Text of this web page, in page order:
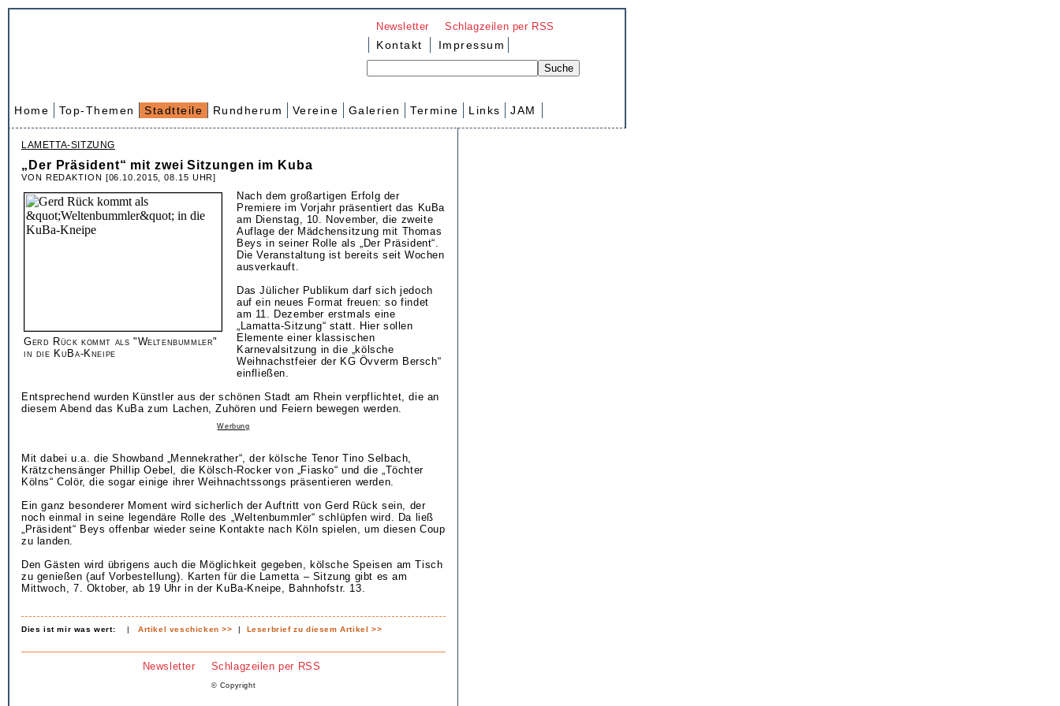
Newsletter Schlagzeilen per RSS
Kontakt Impressum
Home Top-Themen Stadtteile Rundherum Vereine Galerien Termine Links JAM
LAMETTA-SITZUNG
„Der Präsident“ mit zwei Sitzungen im Kuba
VON REDAKTION [06.10.2015, 08.15 UHR]
Gerd Rück kommt als "Weltenbummler"
in die KuBa-Kneipe
Nach dem großartigen Erfolg der
Premiere im Vorjahr präsentiert das KuBa
am Dienstag, 10. November, die zweite
Auflage der Mädchensitzung mit Thomas
Beys in seiner Rolle als „Der Präsident“.
Die Veranstaltung ist bereits seit Wochen
ausverkauft.
Das Jülicher Publikum darf sich jedoch
auf ein neues Format freuen: so findet
am 11. Dezember erstmals eine
„Lamatta-Sitzung“ statt. Hier sollen
Elemente einer klassischen
Karnevalsitzung in die „kölsche
Weihnachstfeier der KG Övverm Bersch“
einfließen.
Entsprechend wurden Künstler aus der schönen Stadt am Rhein verpflichtet, die an
diesem Abend das KuBa zum Lachen, Zuhören und Feiern bewegen werden.
Werbung
Mit dabei u.a. die Showband „Mennekrather“, der kölsche Tenor Tino Selbach,
Krätzchensänger Phillip Oebel, die Kölsch-Rocker von „Fiasko“ und die „Töchter
Kölns“ Colör, die sogar einige ihrer Weihnachtssongs präsentieren werden.
Ein ganz besonderer Moment wird sicherlich der Auftritt von Gerd Rück sein, der
noch einmal in seine legendäre Rolle des „Weltenbummler“ schlüpfen wird. Da ließ
„Präsident“ Beys offenbar wieder seine Kontakte nach Köln spielen, um diesen Coup
zu landen.
Den Gästen wird übrigens auch die Möglichkeit gegeben, kölsche Speisen am Tisch
zu genießen (auf Vorbestellung). Karten für die Lametta – Sitzung gibt es am
Mittwoch, 7. Oktober, ab 19 Uhr in der KuBa-Kneipe, Bahnhofstr. 13.
Dies ist mir was wert: |Artikel veschicken >> | Leserbrief zu diesem Artikel >>
Newsletter Schlagzeilen per RSS
© Copyright